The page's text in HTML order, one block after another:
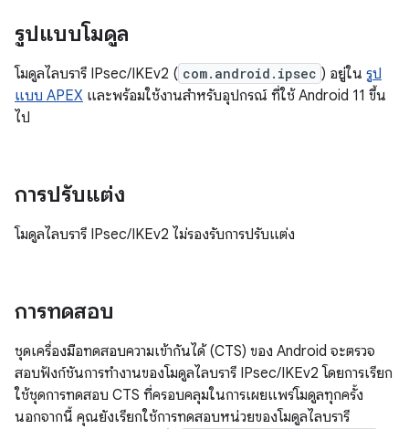
รูปแบบโมดูล
โมดูลไลบรารี IPsec/IKEv2 ( com.android.ipsec ) อยู่ใน รูป
แบบ APEX และพร้อมใช้งานสำหรับอุปกรณ์ ที่ใช้ Android 11 ขึ้น
ไป
การปรับแต่ง
โมดูลไลบรารี IPsec/IKEv2 ไม่รองรับการปรับแต่ง
การทดสอบ
ชุดเครื่องมือทดสอบความเข้ากันได้ (CTS) ของ Android จะตรวจ
สอบฟังก์ชันการทำงานของโมดูลไลบรารี IPsec/IKEv2 โดยการเรียก
ใช้ชุดการทดสอบ CTS ที่ครอบคลุมในการเผยแพร่โมดูลทุกครั้ง
นอกจากนี้ คุณยังเรียกใช้การทดสอบหน่วยของโมดูลไลบรารี